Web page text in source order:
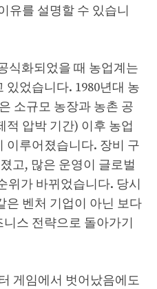
유를 설명할 수 있습니
식화되었을 때 농업계는
었습니다. 1980년대 농
소규모 농장과 농촌 공
압박 기간) 이후 농업
이루어졌습니다. 장비 구
고, 많은 운영이 글로벌
위가 바뀌었습니다. 당시
은 벤처 기업이 아닌 보다
스 전략으로 돌아가기
게임에서 벗어났음에도